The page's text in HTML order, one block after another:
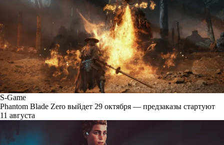
S-Game
Phantom Blade Zero выйдет 29 октября — предзаказы стартуют
11 августа